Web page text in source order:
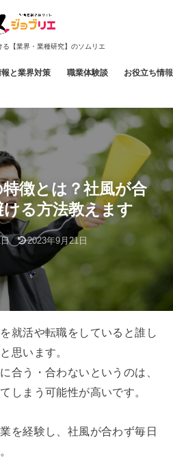
【業界・業種研究】のソムリエ
報と業界対策 職業体験談 お役立ち情報
徴とは？社風が合
る方法教えます
2023年9月21日
就活や転職をしていると誰し
思います。
合う・合わないというのは、
しまう可能性が高いです。
を経験し、社風が合わず毎日